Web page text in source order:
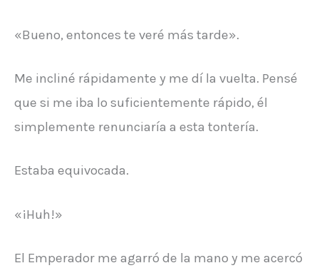
«Bueno, entonces te veré más tarde».
Me incliné rápidamente y me dí la vuelta. Pensé
que si me iba lo suficientemente rápido, él
simplemente renunciaría a esta tontería.
Estaba equivocada.
«¡Huh!»
El Emperador me agarró de la mano y me acercó